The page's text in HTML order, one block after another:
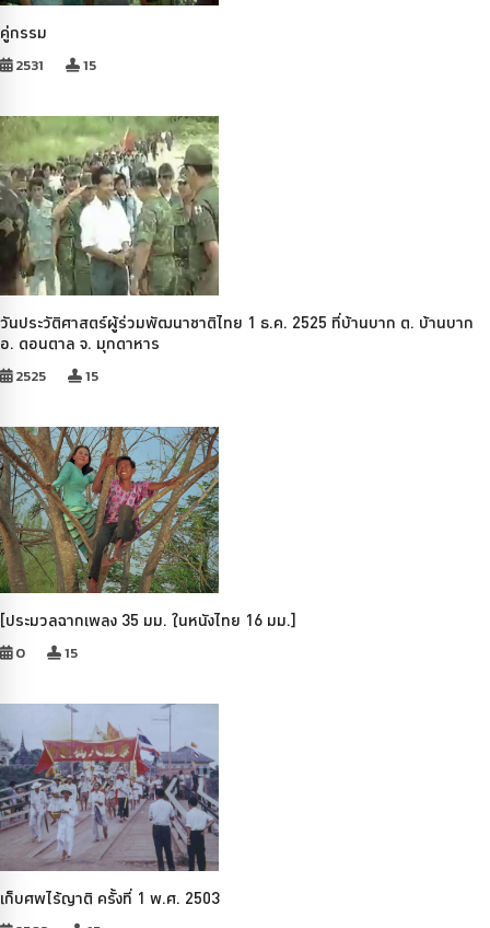
คู่กรรม
2531 15
วันประวัติศาสตร์ผู้ร่วมพัฒนาชาติไทย 1 ธ.ค. 2525 ที่บ้านบาก ต. บ้านบาก
อ. ดอนตาล จ. มุกดาหาร
2525 15
[ประมวลฉากเพลง 35 มม. ในหนังไทย 16 มม.]
0 15
เก็บศพไร้ญาติ ครั้งที่ 1 พ.ศ. 2503